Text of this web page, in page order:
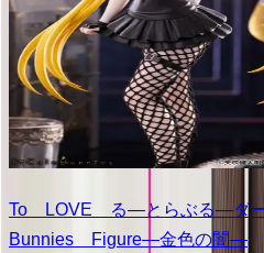
To LOVE る―とらぶる―ダ
Bunnies Figure―金色の闇―